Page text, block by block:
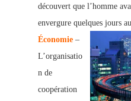
découvert que l’homme
envergure quelques jours
Économie –
L’organisatio
n de
coopération